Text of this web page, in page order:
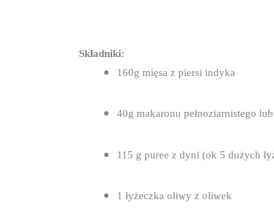
Składniki:
160g mięsa z piersi indyka
40g makaronu pełnoziarnistego
115 g puree z dyni (ok 5 dużych
1 łyżeczka oliwy z oliwek